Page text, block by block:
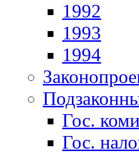
1992
1993
1994
Гос.
Гос.